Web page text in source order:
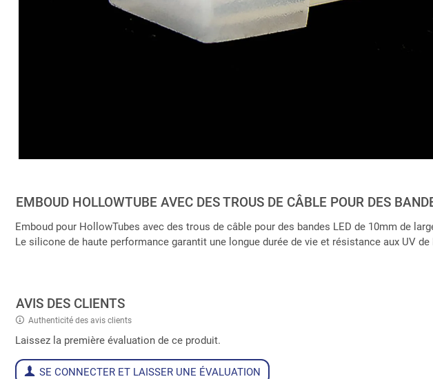
EMBOUD HOLLOWTUBE AVEC DES TROUS DE CÂBLE POUR DES
Emboud pour HollowTubes avec des trous de câble pour des bandes LED de 10mm de
Le silicone de haute performance garantit une longue durée de vie et résistance aux UV
AVIS DES CLIENTS
Authenticité des avis clients
Laissez la première évaluation de ce produit.
SE CONNECTER ET LAISSER UNE ÉVALUATION